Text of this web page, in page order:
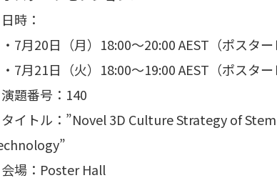
日時：
7月20日（月）18:00～20:00 AEST（ポスター
7月21日（火）18:00～19:00 AEST（ポスター
演題番号：140
タイトル：”Novel 3D Culture Strategy of
会場：Poster Hall